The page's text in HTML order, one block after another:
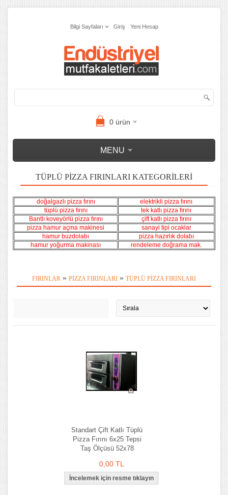
Bilgi Sayfaları Giriş Yeni Hesap
0ürün
MENU
TÜPLÜ PIZZA FIRINLARI KATEGORILERI
doğalgazlı pizza fırını
elektrikli pizza fırını
tüplü pizza fırını
tek katlı pizza fırını
Bantlı koveyörlü pizza fırını
çift katlı pizza fırını
pizza hamur açma makinesi
sanayi tipi ocaklar
hamur buzdolabı
pizza hazırlık dolabı
hamur yoğurma makinası
rendeleme doğrama mak.
FIRINLAR » PIZZA FIRINLARI » TÜPLÜ PIZZA FIRINLARI
Standart Çift Katlı Tüplü
Pizza Fırını 6x25 Tepsi
Taş Ölçüsü 52x78
0,00 TL